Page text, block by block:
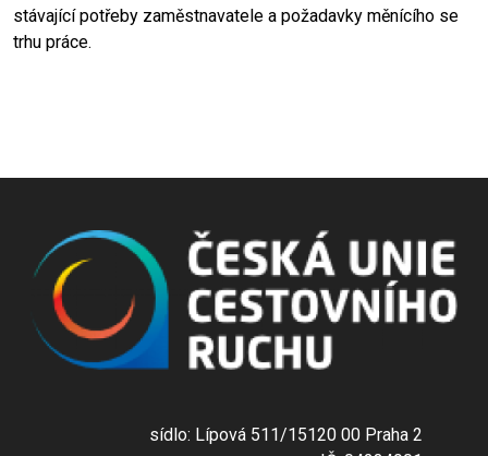
stávající potřeby zaměstnavatele a požadavky měnícího se
trhu práce.
sídlo: Lípová 511/15120 00 Praha 2